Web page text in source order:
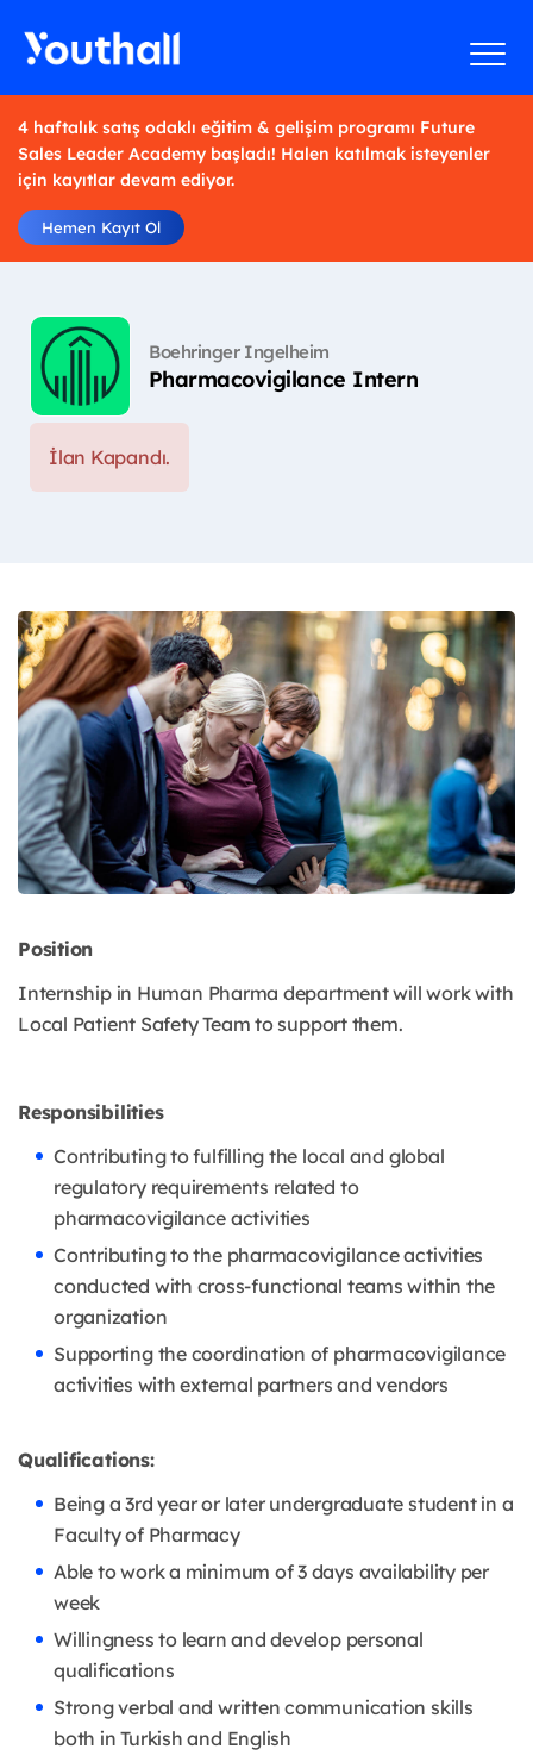
4 haftalık satış odaklı eğitim & gelişim programı Future
Sales Leader Academy başladı! Halen katılmak isteyenler
için kayıtlar devam ediyor.
Hemen Kayıt Ol
Boehringer Ingelheim
Pharmacovigilance Intern
İlan Kapandı.
Position
Internship in Human Pharma department will work with
Local Patient Safety Team to support them.
Responsibilities
Contributing to fulfilling the local and global
regulatory requirements related to
pharmacovigilance activities
Contributing to the pharmacovigilance activities
conducted with cross-functional teams within the
organization
Supporting the coordination of pharmacovigilance
activities with external partners and vendors
Qualifications:
Being a 3rd year or later undergraduate student in a
Faculty of Pharmacy
Able to work a minimum of 3 days availability per
week
Willingness to learn and develop personal
qualifications
Strong verbal and written communication skills
both in Turkish and English